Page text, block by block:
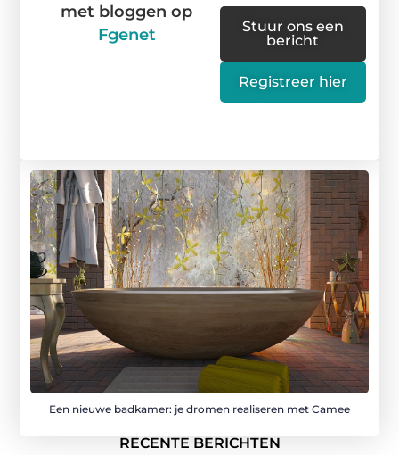
Een nieuwe badkamer: je dromen realiseren met Camee
RECENTE BERICHTEN
met bloggen op
Fgenet
Stuur ons een
bericht
Registreer hier